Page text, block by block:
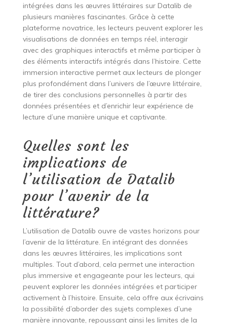
intégrées dans les œuvres littéraires sur Datalib de
plusieurs manières fascinantes. Grâce à cette
plateforme novatrice, les lecteurs peuvent explorer les
visualisations de données en temps réel, interagir
avec des graphiques interactifs et même participer à
des éléments interactifs intégrés dans l’histoire. Cette
immersion interactive permet aux lecteurs de plonger
plus profondément dans l’univers de l’œuvre littéraire,
de tirer des conclusions personnelles à partir des
données présentées et d’enrichir leur expérience de
lecture d’une manière unique et captivante.
Quelles sont les
implications de
l’utilisation de Datalib
pour l’avenir de la
littérature?
L’utilisation de Datalib ouvre de vastes horizons pour
l’avenir de la littérature. En intégrant des données
dans les œuvres littéraires, les implications sont
multiples. Tout d’abord, cela permet une interaction
plus immersive et engageante pour les lecteurs, qui
peuvent explorer les données intégrées et participer
activement à l’histoire. Ensuite, cela offre aux écrivains
la possibilité d’aborder des sujets complexes d’une
manière innovante, repoussant ainsi les limites de la